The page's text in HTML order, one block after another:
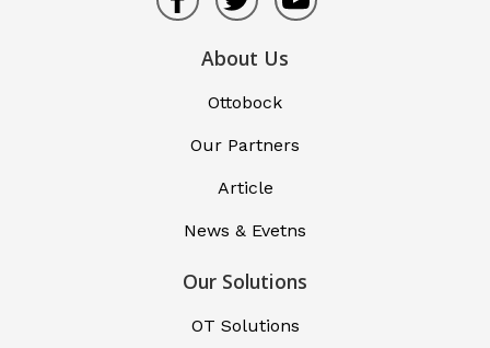
About Us
Ottobock
Our Partners
Article
News & Evetns
Our Solutions
OT Solutions